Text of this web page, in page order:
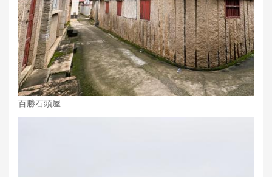
百勝石頭屋